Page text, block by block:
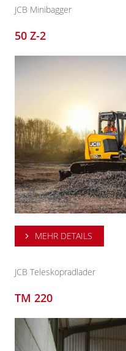
JCB Minibagger
50 Z-2
MEHR DETAILS
JCB Teleskopradlader
TM 220